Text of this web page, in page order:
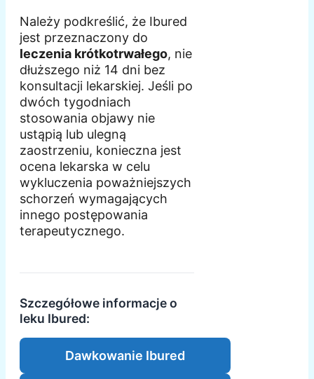
Należy podkreślić, że Ibured
jest przeznaczony do
leczenia krótkotrwałego, nie
dłuższego niż 14 dni bez
konsultacji lekarskiej. Jeśli po
dwóch tygodniach
stosowania objawy nie
ustąpią lub ulegną
zaostrzeniu, konieczna jest
ocena lekarska w celu
wykluczenia poważniejszych
schorzeń wymagających
innego postępowania
terapeutycznego.
Szczegółowe informacje o
leku Ibured:
Dawkowanie Ibured